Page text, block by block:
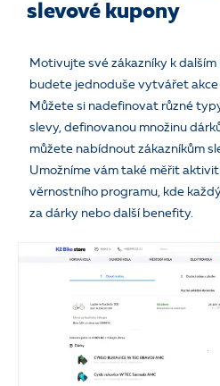
slevové kupony
Motivujte své zákazníky k
budete jednoduše vytvářet
Můžete si nadefinovat různé
slevy, definovanou množinu
můžete nabídnout zákazníkům
Umožníme vám také měřit
věrnostního programu, kde
za dárky nebo další benefity.